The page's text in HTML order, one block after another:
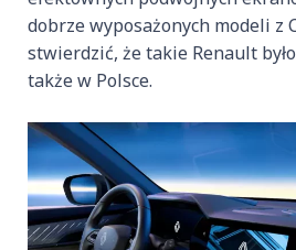
dobrze wyposażonych modeli z
stwierdzić, że takie Renault
także w Polsce.